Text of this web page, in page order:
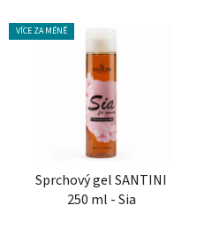
VÍCE ZA MÉNĚ
Sprchový gel SANTINI
250 ml - Sia